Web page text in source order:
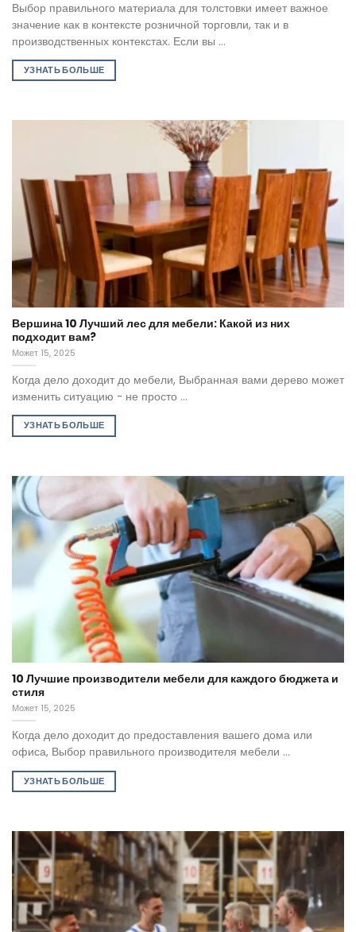
Выбор правильного материала для толстовки имеет важное
значение как в контексте розничной торговли, так и в
производственных контекстах. Если вы ...
УЗНАТЬ БОЛЬШЕ
Вершина 10 Лучший лес для мебели: Какой из них
подходит вам?
Может 15, 2025
Когда дело доходит до мебели, Выбранная вами дерево может
изменить ситуацию - не просто ...
УЗНАТЬ БОЛЬШЕ
10 Лучшие производители мебели для каждого бюджета и
стиля
Может 15, 2025
Когда дело доходит до предоставления вашего дома или
офиса, Выбор правильного производителя мебели ...
УЗНАТЬ БОЛЬШЕ